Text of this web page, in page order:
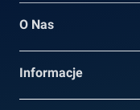
O Nas
Informacje